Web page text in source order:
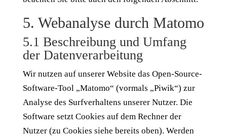
5. Webanalyse durch Matomo
5.1 Beschreibung und Umfang
der Datenverarbeitung
Wir nutzen auf unserer Website das Open-Source-
Software-Tool „Matomo“ (vormals „Piwik“) zur
Analyse des Surfverhaltens unserer Nutzer. Die
Software setzt Cookies auf dem Rechner der
Nutzer (zu Cookies siehe bereits oben). Werden